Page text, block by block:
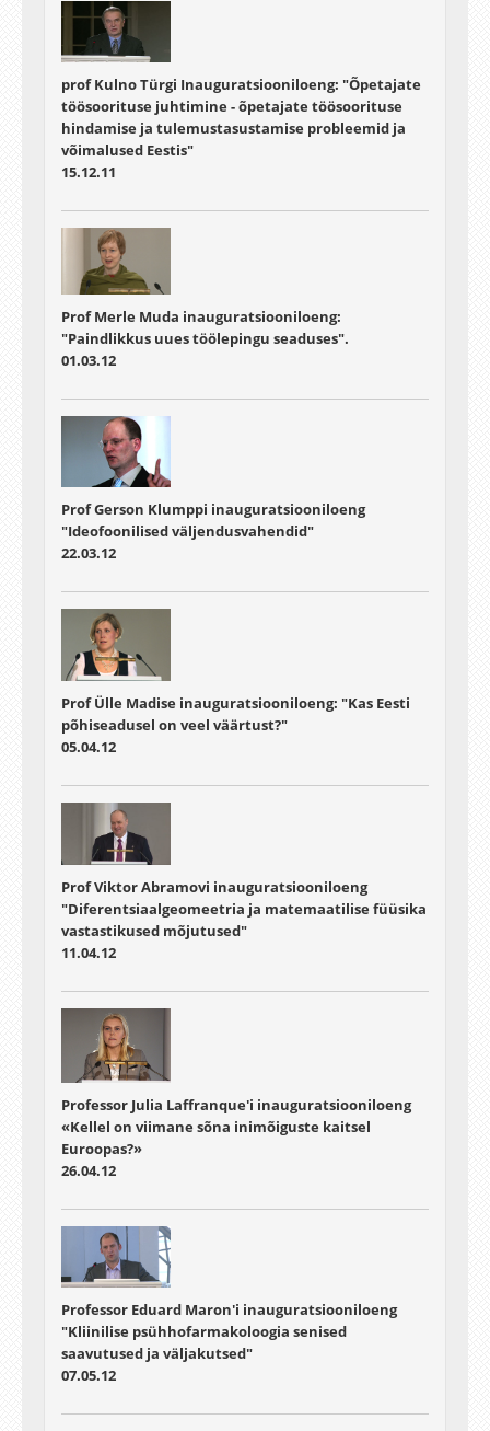
prof Kulno Türgi Inauguratsiooniloeng: "Õpetajate
töösoorituse juhtimine - õpetajate töösoorituse
hindamise ja tulemustasustamise probleemid ja
võimalused Eestis"
15.12.11
Prof Merle Muda inauguratsiooniloeng:
"Paindlikkus uues töölepingu seaduses".
01.03.12
Prof Gerson Klumppi inauguratsiooniloeng
"Ideofoonilised väljendusvahendid"
22.03.12
Prof Ülle Madise inauguratsiooniloeng: "Kas Eesti
põhiseadusel on veel väärtust?"
05.04.12
Prof Viktor Abramovi inauguratsiooniloeng
"Diferentsiaalgeomeetria ja matemaatilise füüsika
vastastikused mõjutused"
11.04.12
Professor Julia Laffranque'i inauguratsiooniloeng
«Kellel on viimane sõna inimõiguste kaitsel
Euroopas?»
26.04.12
Professor Eduard Maron'i inauguratsiooniloeng
"Kliinilise psühhofarmakoloogia senised
saavutused ja väljakutsed"
07.05.12